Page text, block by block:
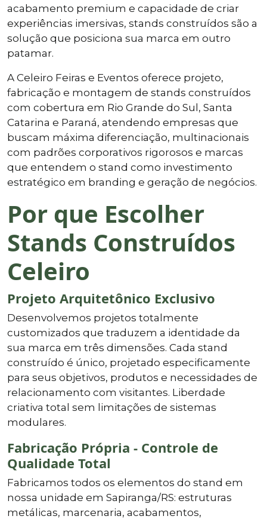
acabamento premium e capacidade de criar
experiências imersivas, stands construídos são a
solução que posiciona sua marca em outro
patamar.
A Celeiro Feiras e Eventos oferece projeto,
fabricação e montagem de stands construídos
com cobertura em Rio Grande do Sul, Santa
Catarina e Paraná, atendendo empresas que
buscam máxima diferenciação, multinacionais
com padrões corporativos rigorosos e marcas
que entendem o stand como investimento
estratégico em branding e geração de negócios.
Por que Escolher
Stands Construídos
Celeiro
Projeto Arquitetônico Exclusivo
Desenvolvemos projetos totalmente
customizados que traduzem a identidade da
sua marca em três dimensões. Cada stand
construído é único, projetado especificamente
para seus objetivos, produtos e necessidades de
relacionamento com visitantes. Liberdade
criativa total sem limitações de sistemas
modulares.
Fabricação Própria - Controle de
Qualidade Total
Fabricamos todos os elementos do stand em
nossa unidade em Sapiranga/RS: estruturas
metálicas, marcenaria, acabamentos,